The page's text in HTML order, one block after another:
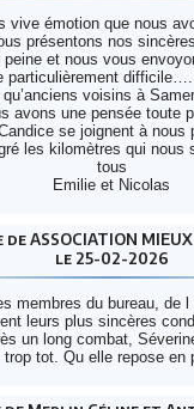
vive émotion que nous
présentons nos
et nous vous
particulièrement
voisins à
avons une pensée toute
se joignent à nous
les kilomètres qui nous
tous
Emilie et Nicolas
ASSOCIATION MIEUX
le 25-02-2026
membres du bureau, de
leurs plus sincères
un long combat,
trop tot. Qu elle repose en